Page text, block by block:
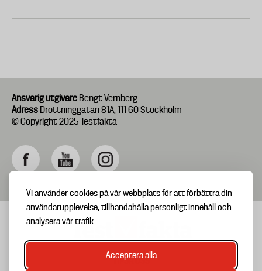
Vi använder cookies på vår webbplats för att förbättra din
användarupplevelse, tillhandahålla personligt innehåll och
analysera vår trafik.
Acceptera alla
Ansvarig utgivare Bengt Vernberg
Adress Drottninggatan 81A, 111 60 Stockholm
© Copyright 2025 Testfakta
TIPSA OSS